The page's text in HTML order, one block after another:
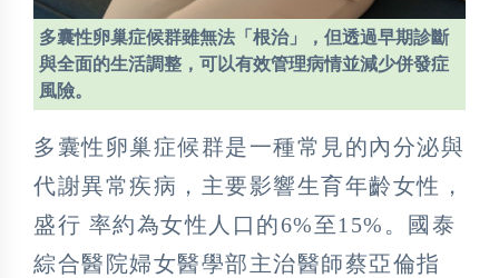
多囊性卵巢症候群雖無法「根治」，但透過早期診斷
與全面的生活調整，可以有效管理病情並減少併發症
風險。
多囊性卵巢症候群是一種常見的內分泌與
代謝異常疾病，主要影響生育年齡女性，
盛行 率約為女性人口的6%至15%。國泰
綜合醫院婦女醫學部主治醫師蔡亞倫指